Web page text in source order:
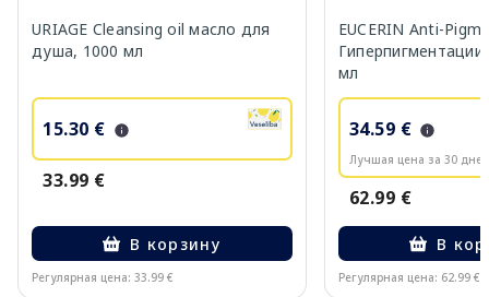
URIAGE Cleansing oil масло для
душа, 1000 мл
15.30 €
33.99 €
В корзину
Регулярная цена: 33.99 €
EUCERIN Anti-
мл
34.59 €
Лучшая цена за 30
62.99 €
В
Регулярная цена: 62.99 €